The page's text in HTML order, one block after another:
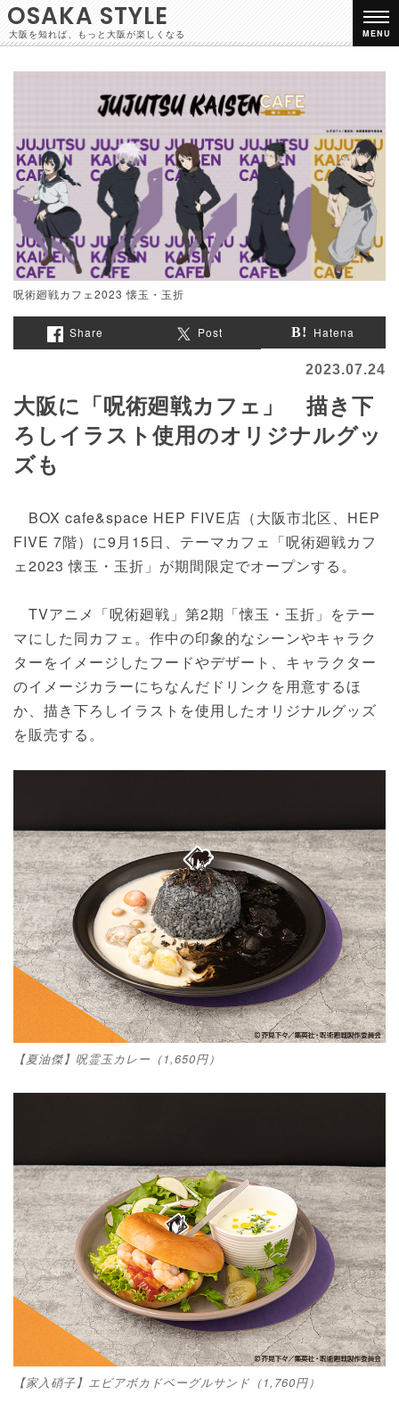
OSAKA STYLE
大阪を知れば、もっと大阪が楽しくなる MENU
呪術廻戦カフェ2023 懐玉・玉折
Share Post Hatena
2023.07.24
大阪に「呪術廻戦カフェ」 描き下
ろしイラスト使用のオリジナルグッ
ズも
BOX cafe&space HEP FIVE店（大阪市北区、HEP
FIVE 7階）に9月15日、テーマカフェ「呪術廻戦カフ
ェ2023 懐玉・玉折」が期間限定でオープンする。
TVアニメ「呪術廻戦」第2期「懐玉・玉折」をテー
マにした同カフェ。作中の印象的なシーンやキャラク
ターをイメージしたフードやデザート、キャラクター
のイメージカラーにちなんだドリンクを用意するほ
か、描き下ろしイラストを使用したオリジナルグッズ
を販売する。
【夏油傑】呪霊玉カレー（1,650円）
【家入硝子】エビアボカドベーグルサンド（1,760円）